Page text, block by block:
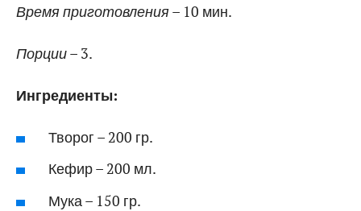
Время приготовления– 10 мин.
Порции– 3.
Ингредиенты:
Творог – 200 гр.
Кефир – 200 мл.
Мука – 150 гр.